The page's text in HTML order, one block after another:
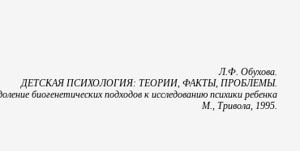
Л.Ф. Обухова.
ДЕТСКАЯ ПСИХОЛОГИЯ: ТЕОРИИ, ФАКТЫ, ПРОБЛЕМЫ.
биогенетических подходов к исследованию психики ребенка
М., Тривола, 1995.